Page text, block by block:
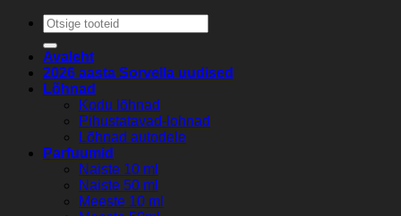
Otsi:
Avaleht
2026 aasta Sorvella uudised
Lõhnad
Kodu lõhnad
Pihustatavad-lohnad
Lõhnad autodele
Parfuumid
Naiste 10 ml
Naiste 50 ml
Meeste 10 ml